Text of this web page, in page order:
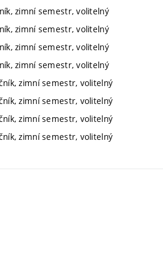
zimní semestr, volitelný
zimní semestr, volitelný
zimní semestr, volitelný
zimní semestr, volitelný
zimní semestr, volitelný
zimní semestr, volitelný
zimní semestr, volitelný
zimní semestr, volitelný